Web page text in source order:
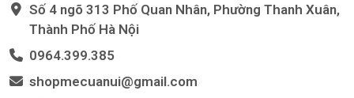
Số 4 ngõ 313 Phố Quan Nhân, Phường Thanh Xuân,
Thành Phố Hà Nội
0964.399.385
shopmecuanui@gmail.com